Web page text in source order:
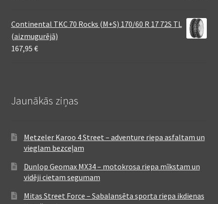
Continental TKC 70 Rocks (M+S) 170/60 R 17 72S TL
(aizmugurējā)
167,95 €
Jaunākās ziņas
Metzeler Karoo 4 Street – adventure riepa asfaltam un
vieglam bezceļam
Dunlop Geomax MX34 – motokrosa riepa mīkstam un
vidēji cietam segumam
Mitas Street Force – Sabalansēta sporta riepa ikdienas